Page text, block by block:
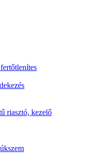
riasztó, kezelő